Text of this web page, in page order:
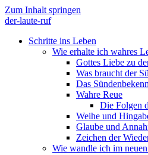
Zum Inhalt springen
der-laute-ruf
Schritte ins Leben
Wie erhalte ich wahres
Gottes Liebe zu
Was braucht der
Das
Wahre Reue
Die Folgen
Weihe und
Glaube und
Zeichen der
Wie wandle ich im